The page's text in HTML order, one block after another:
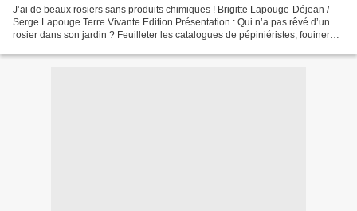
J’ai de beaux rosiers sans produits chimiques ! Brigitte Lapouge-Déjean /
Serge Lapouge Terre Vivante Edition Présentation : Qui n’a pas rêvé d’un
rosier dans son jardin ? Feuilleter les catalogues de pépiniéristes, fouiner